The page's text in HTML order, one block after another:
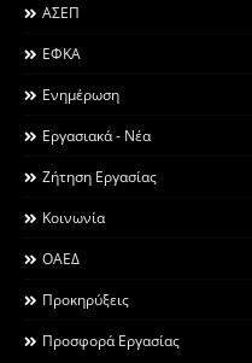
ΑΣΕΠ
ΕΦΚΑ
Ενημέρωση
Εργασιακά - Νέα
Ζήτηση Εργασίας
Κοινωνία
ΟΑΕΔ
Προκηρύξεις
Προσφορά Εργασίας